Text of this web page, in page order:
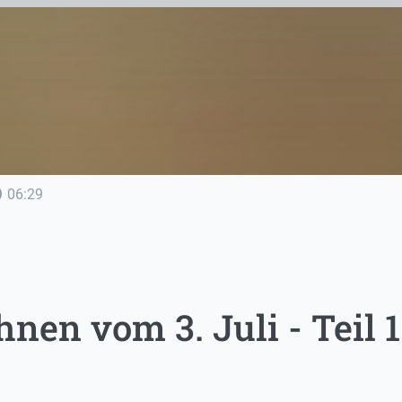
06:29
vom 3. Juli - Teil 1